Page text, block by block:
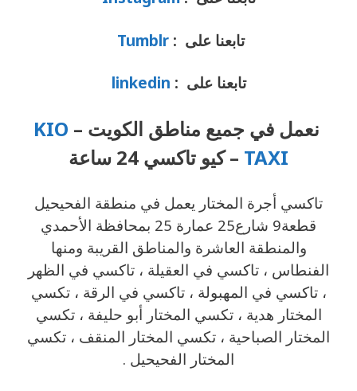
تابعنا على :Tumblr
تابعنا على : linkedin
نعمل في جميع مناطق الكويت – KIO
TAXI – كيو تاكسي 24 ساعة
تاكسي أجرة المختار يعمل في منطقة الفحيحيل
قطعة9 شارع25 عمارة 25 بمحافظة الأحمدي
والمنطقة العاشرة والمناطق القريبة ‎ومنها
الفنطاس ، تاكسي في العقيلة ، تاكسي في الظهر
، تاكسي في المهبولة ، تاكسي في الرقة ، تكسي
المختار هدية ، تكسي المختار أبو حليفة ، تكسي
المختار الصباحية ، تكسي المختار المنقف ، تكسي
المختار الفحيحيل .